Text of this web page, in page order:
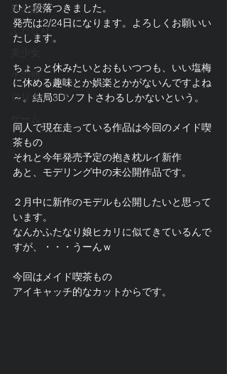
男の娘
ふたなり
その他
ロリ＆ショタ
ひと段落つきました。
発売は2/24日になります。よろしくお願いい
たします。
ちょっと休みたいとおもいつつも、いい塩梅
に休める趣味とか娯楽とかがないんですよね
～。結局3Dソフトさわるしかないという。
同人で現在走っている作品は今回のメイド喫
茶もの
それと今年発売予定の抱き枕ルイ新作
あと、モデリング中の未公開作品です。
２月中に新作のモデルも公開したいと思って
います。
なんかふたなり娘ヒカリに似てきているんで
すが、・・・うーんｗ
今回はメイド喫茶もの
アイキャッチ的なカットからです。